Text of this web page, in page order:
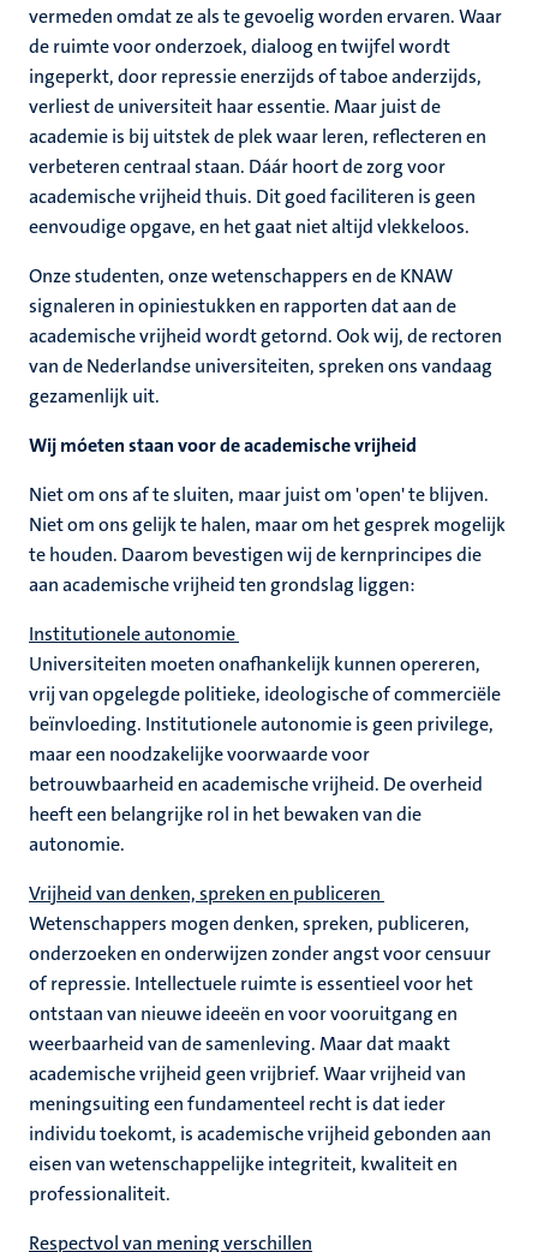
vermeden omdat ze als te gevoelig worden ervaren. Waar
de ruimte voor onderzoek, dialoog en twijfel wordt
ingeperkt, door repressie enerzijds of taboe anderzijds,
verliest de universiteit haar essentie. Maar juist de
academie is bij uitstek de plek waar leren, reflecteren en
verbeteren centraal staan. Dáár hoort de zorg voor
academische vrijheid thuis. Dit goed faciliteren is geen
eenvoudige opgave, en het gaat niet altijd vlekkeloos.
Onze studenten, onze wetenschappers en de KNAW
signaleren in opiniestukken en rapporten dat aan de
academische vrijheid wordt getornd. Ook wij, de rectoren
van de Nederlandse universiteiten, spreken ons vandaag
gezamenlijk uit.
Wij móeten staan voor de academische vrijheid
Niet om ons af te sluiten, maar juist om 'open' te blijven.
Niet om ons gelijk te halen, maar om het gesprek mogelijk
te houden. Daarom bevestigen wij de kernprincipes die
aan academische vrijheid ten grondslag liggen:
Institutionele autonomie
Universiteiten moeten onafhankelijk kunnen opereren,
vrij van opgelegde politieke, ideologische of commerciële
beïnvloeding. Institutionele autonomie is geen privilege,
maar een noodzakelijke voorwaarde voor
betrouwbaarheid en academische vrijheid. De overheid
heeft een belangrijke rol in het bewaken van die
autonomie.
Vrijheid van denken, spreken en publiceren
Wetenschappers mogen denken, spreken, publiceren,
onderzoeken en onderwijzen zonder angst voor censuur
of repressie. Intellectuele ruimte is essentieel voor het
ontstaan van nieuwe ideeën en voor vooruitgang en
weerbaarheid van de samenleving. Maar dat maakt
academische vrijheid geen vrijbrief. Waar vrijheid van
meningsuiting een fundamenteel recht is dat ieder
individu toekomt, is academische vrijheid gebonden aan
eisen van wetenschappelijke integriteit, kwaliteit en
professionaliteit.
Respectvol van mening verschillen